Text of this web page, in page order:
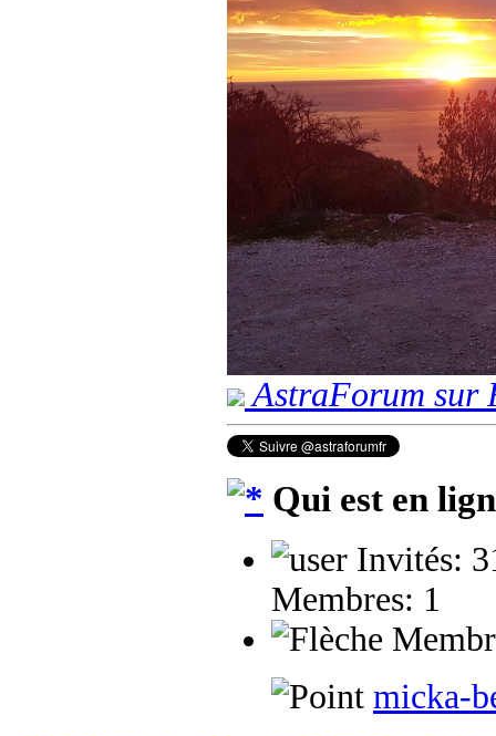
AstraForum sur
Qui est en
Invités:
Membres: 1
micka-